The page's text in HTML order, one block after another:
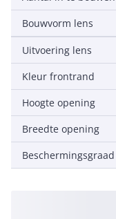
Bouwvorm lens
Uitvoering lens
Kleur frontrand
Hoogte opening
Breedte opening